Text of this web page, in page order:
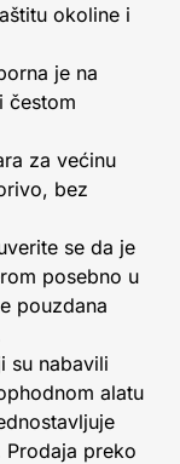
okoline i
je na
čestom
za većinu
bez
se da je
posebno u
pouzdana
su nabavili
alatu
Prodaja preko